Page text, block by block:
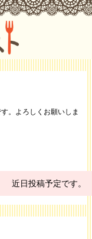
。よろしくお願いしま
近日投稿予定です。